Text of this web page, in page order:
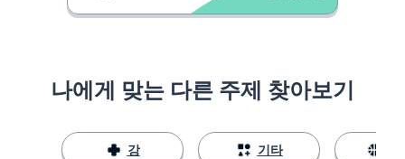
나에게 맞는 다른 주제 찾아보기
강 기타